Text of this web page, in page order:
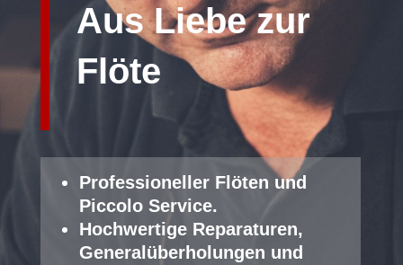
Aus Liebe zur
Flöte
Professioneller Fl öten und
Piccolo Service.
Hochwertige Reparaturen,
Generalüberholungen und